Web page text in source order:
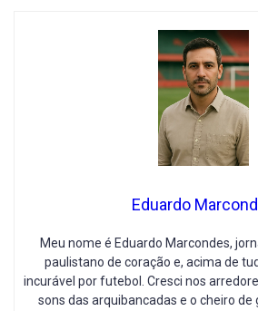
Eduardo
Meu nome é Eduardo Marcondes,
paulistano de coração e, acima de
incurável por futebol. Cresci nos
sons das arquibancadas e o cheiro